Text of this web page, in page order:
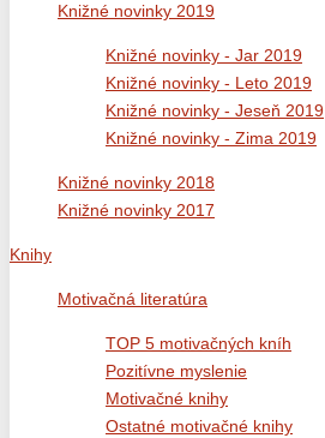
Knižné novinky 2019
Knižné novinky - Jar 2019
Knižné novinky - Leto 2019
Knižné novinky - Jeseň 2019
Knižné novinky - Zima 2019
Knižné novinky 2018
Knižné novinky 2017
Knihy
Motivačná literatúra
TOP 5 motivačných kníh
Pozitívne myslenie
Motivačné knihy
Ostatné motivačné knihy